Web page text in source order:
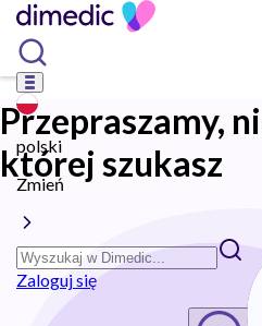
polski
Zmień
Zaloguj się
Przepraszamy,
której szukasz